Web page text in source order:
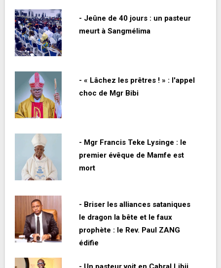
- Jeûne de 40 jours : un pasteur
meurt à Sangmélima
- « Lâchez les prêtres ! » : l'appel
choc de Mgr Bibi
- Mgr Francis Teke Lysinge : le
premier évêque de Mamfe est
mort
- Briser les alliances sataniques
le dragon la bête et le faux
prophète : le Rev. Paul ZANG
édifie